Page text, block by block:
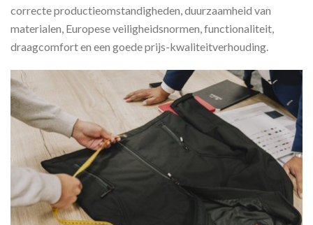
correcte productieomstandigheden, duurzaamheid van
materialen, Europese veiligheidsnormen, functionaliteit,
draagcomfort en een goede prijs-kwaliteitverhouding.